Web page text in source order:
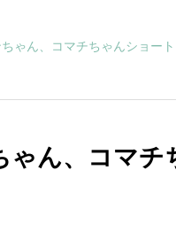
ゃん、コマチちゃんショー
ゃん、コマチ